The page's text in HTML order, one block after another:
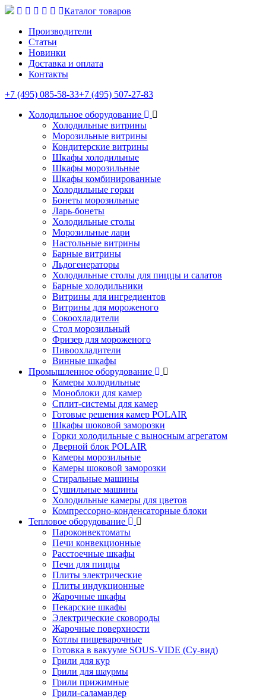
Каталог товаров
Производители
Статьи
Новинки
Доставка и оплата
Контакты
+7 (495) 085-58-33+7 (495) 507-27-83
Холодильное оборудование
Холодильные витрины
Морозильные витрины
Кондитерские витрины
Шкафы холодильные
Шкафы морозильные
Шкафы комбинированные
Холодильные горки
Бонеты морозильные
Ларь-бонеты
Холодильные столы
Морозильные лари
Настольные витрины
Барные витрины
Льдогенераторы
Холодильные столы для пиццы и салатов
Барные холодильники
Витрины для ингредиентов
Витрины для мороженого
Сокоохладители
Стол морозильный
Фризер для мороженого
Пивоохладители
Винные шкафы
Промышленное оборудование
Камеры холодильные
Моноблоки для камер
Сплит-системы для камер
Готовые решения камер POLAIR
Шкафы шоковой заморозки
Горки холодильные с выносным агрегатом
Дверной блок POLAIR
Камеры морозильные
Камеры шоковой заморозки
Стиральные машины
Сушильные машины
Холодильные камеры для цветов
Компрессорно-конденсаторные блоки
Тепловое оборудование
Пароконвектоматы
Печи конвекционные
Расстоечные шкафы
Печи для пиццы
Плиты электрические
Плиты индукционные
Жарочные шкафы
Пекарские шкафы
Электрические сковороды
Жарочные поверхности
Котлы пищеварочные
Готовка в вакууме SOUS-VIDE (Су-вид)
Грили для кур
Грили для шаурмы
Грили прижимные
Грили-саламандер